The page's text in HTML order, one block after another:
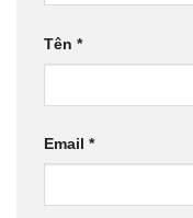
Tên *
Email *